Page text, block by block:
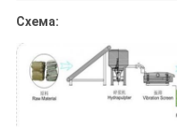
Схема: